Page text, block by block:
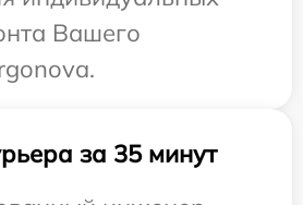
Вашего
за 35 минут